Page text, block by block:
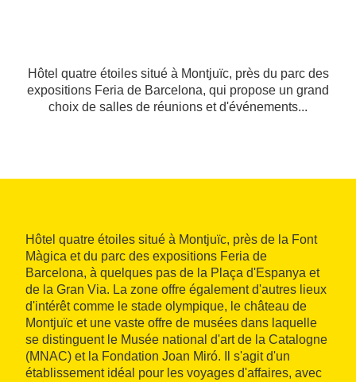
Hôtel quatre étoiles situé à Montjuïc, près du parc des
expositions Feria de Barcelona, qui propose un grand
choix de salles de réunions et d'événements...
Hôtel quatre étoiles situé à Montjuïc, près de la Font
Màgica et du parc des expositions Feria de
Barcelona, à quelques pas de la Plaça d'Espanya et
de la Gran Via. La zone offre également d'autres lieux
d'intérêt comme le stade olympique, le château de
Montjuïc et une vaste offre de musées dans laquelle
se distinguent le Musée national d'art de la Catalogne
(MNAC) et la Fondation Joan Miró. Il s'agit d'un
établissement idéal pour les voyages d'affaires, avec